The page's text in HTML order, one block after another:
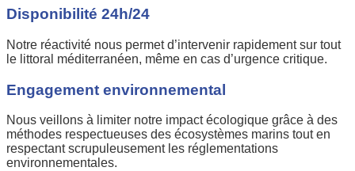
Disponibilité 24h/24
Notre réactivité nous permet d’intervenir rapidement sur tout
le littoral méditerranéen, même en cas d’urgence critique.
Engagement environnemental
Nous veillons à limiter notre impact écologique grâce à des
méthodes respectueuses des écosystèmes marins tout en
respectant scrupuleusement les réglementations
environnementales.